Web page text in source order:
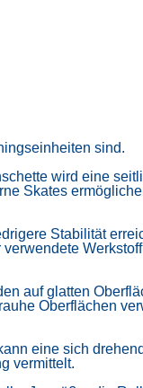
sind.
wird eine
Skates
Stabilität
auf glatten
Oberflächen
eine sich
vermittelt.